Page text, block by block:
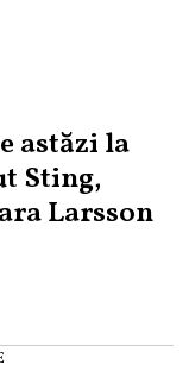
astăzi la
Sting,
Larsson